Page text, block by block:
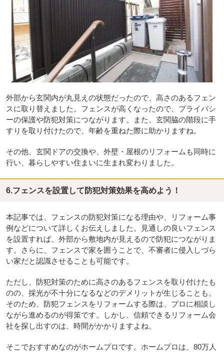
外部から玄関内が丸見えの状態だったので、高さのあるフェン
スに取り替えました。フェンスが高くなったので、プライバシ
ーの保護や防犯対策につながります。また、玄関脇の階段に手
すりを取り付けたので、年齢を重ねた際に助かりますね。
その他、玄関ドアの交換や、外壁・屋根のリフォームも同時に
行い、暮らしやすい住まいに生まれ変わりました。
6.フェンスを設置して防犯対策効果を高めよう！
本記事では、フェンスの防犯対策になる理由や、リフォーム事
例などについて詳しくお伝えしました。見通しの良いフェンス
を設置すれば、外部から敷地内が見えるので防犯につながりま
す。さらに、フェンスで家を囲うことで、不審者に侵入しづら
い家だと認識させることも可能です。
ただし、防犯対策のために高さのあるフェンスを取り付けたも
のの、採光が不十分になるなどのデメリットが生じることも。
そのため、防犯フェンスをリフォームする際は、プロに相談し
ながら進めるのが得策です。しかし、信頼できるリフォーム会
社を探し出すのは、時間がかかりますよね。
そこでおすすめなのがホームプロです。ホームプロは、80万人